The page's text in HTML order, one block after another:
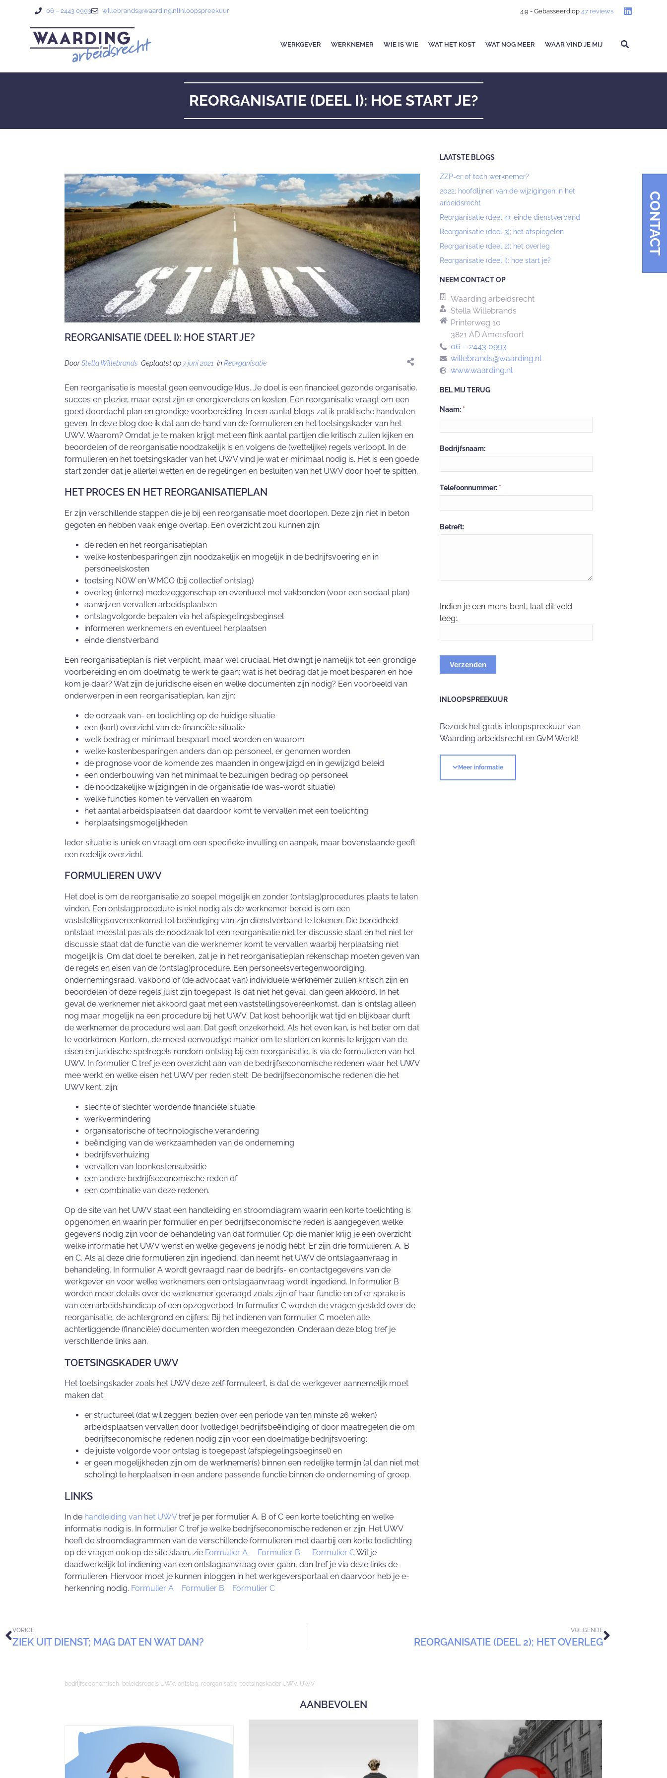
CONTACT
06 – 2443 0993 willebrands@waarding.nlInloopspreekuur 4.9 - Gebasseerd op 47 reviews
WERKGEVER WERKNEMER WIE IS WIE WAT HET KOST WAT NOG MEER WAAR VIND JE MIJ
REORGANISATIE (DEEL I): HOE START JE?
REORGANISATIE (DEEL I): HOE START JE?
DoorStella Willebrands Geplaatst op 7 juni 2021 In Reorganisatie
Een reorganisatie is meestal geen eenvoudige klus. Je doel is een financieel gezonde organisatie,
succes en plezier, maar eerst zijn er energievreters en kosten. Een reorganisatie vraagt om een
goed doordacht plan en grondige voorbereiding. In een aantal blogs zal ik praktische handvaten
geven. In deze blog doe ik dat aan de hand van de formulieren en het toetsingskader van het
UWV. Waarom? Omdat je te maken krijgt met een flink aantal partijen die kritisch zullen kijken en
beoordelen of de reorganisatie noodzakelijk is en volgens de (wettelijke) regels verloopt. In de
formulieren en het toetsingskader van het UWV vind je wat er minimaal nodig is. Het is een goede
start zonder dat je allerlei wetten en de regelingen en besluiten van het UWV door hoef te spitten.
HET PROCES EN HET REORGANISATIEPLAN
Er zijn verschillende stappen die je bij een reorganisatie moet doorlopen. Deze zijn niet in beton
gegoten en hebben vaak enige overlap. Een overzicht zou kunnen zijn:
de reden en het reorganisatieplan
welke kostenbesparingen zijn noodzakelijk en mogelijk in de bedrijfsvoering en in
personeelskosten
toetsing NOW en WMCO (bij collectief ontslag)
overleg (interne) medezeggenschap en eventueel met vakbonden (voor een sociaal plan)
aanwijzen vervallen arbeidsplaatsen
ontslagvolgorde bepalen via het afspiegelingsbeginsel
informeren werknemers en eventueel herplaatsen
einde dienstverband
Een reorganisatieplan is niet verplicht, maar wel cruciaal. Het dwingt je namelijk tot een grondige
voorbereiding en om doelmatig te werk te gaan; wat is het bedrag dat je moet besparen en hoe
kom je daar? Wat zijn de juridische eisen en welke documenten zijn nodig? Een voorbeeld van
onderwerpen in een reorganisatieplan, kan zijn:
de oorzaak van- en toelichting op de huidige situatie
een (kort) overzicht van de financiële situatie
welk bedrag er minimaal bespaart moet worden en waarom
welke kostenbesparingen anders dan op personeel, er genomen worden
de prognose voor de komende zes maanden in ongewijzigd en in gewijzigd beleid
een onderbouwing van het minimaal te bezuinigen bedrag op personeel
de noodzakelijke wijzigingen in de organisatie (de was-wordt situatie)
welke functies komen te vervallen en waarom
het aantal arbeidsplaatsen dat daardoor komt te vervallen met een toelichting
herplaatsingsmogelijkheden
Ieder situatie is uniek en vraagt om een specifieke invulling en aanpak, maar bovenstaande geeft
een redelijk overzicht.
FORMULIEREN UWV
Het doel is om de reorganisatie zo soepel mogelijk en zonder (ontslag)procedures plaats te laten
vinden. Een ontslagprocedure is niet nodig als de werknemer bereid is om een
vaststellingsovereenkomst tot beëindiging van zijn dienstverband te tekenen. Die bereidheid
ontstaat meestal pas als de noodzaak tot een reorganisatie niet ter discussie staat én het niet ter
discussie staat dat de functie van die werknemer komt te vervallen waarbij herplaatsing niet
mogelijk is. Om dat doel te bereiken, zal je in het reorganisatieplan rekenschap moeten geven van
de regels en eisen van de (ontslag)procedure. Een personeelsvertegenwoordiging,
ondernemingsraad, vakbond of (de advocaat van) individuele werknemer zullen kritisch zijn en
beoordelen of deze regels juist zijn toegepast. Is dat niet het geval, dan geen akkoord. In het
geval de werknemer niet akkoord gaat met een vaststellingsovereenkomst, dan is ontslag alleen
nog maar mogelijk na een procedure bij het UWV. Dat kost behoorlijk wat tijd en blijkbaar durft
de werknemer de procedure wel aan. Dat geeft onzekerheid. Als het even kan, is het beter om dat
te voorkomen. Kortom, de meest eenvoudige manier om te starten en kennis te krijgen van de
eisen en juridische spelregels rondom ontslag bij een reorganisatie, is via de formulieren van het
UWV. In formulier C tref je een overzicht aan van de bedrijfseconomische redenen waar het UWV
mee werkt en welke eisen het UWV per reden stelt. De bedrijfseconomische redenen die het
UWV kent, zijn:
slechte of slechter wordende financiële situatie
werkvermindering
organisatorische of technologische verandering
beëindiging van de werkzaamheden van de onderneming
bedrijfsverhuizing
vervallen van loonkostensubsidie
een andere bedrijfseconomische reden of
een combinatie van deze redenen.
Op de site van het UWV staat een handleiding en stroomdiagram waarin een korte toelichting is
opgenomen en waarin per formulier en per bedrijfseconomische reden is aangegeven welke
gegevens nodig zijn voor de behandeling van dat formulier. Op die manier krijg je een overzicht
welke informatie het UWV wenst en welke gegevens je nodig hebt. Er zijn drie formulieren; A, B
en C. Als al deze drie formulieren zijn ingediend, dan neemt het UWV de ontslagaanvraag in
behandeling. In formulier A wordt gevraagd naar de bedrijfs- en contactgegevens van de
werkgever en voor welke werknemers een ontslagaanvraag wordt ingediend. In formulier B
worden meer details over de werknemer gevraagd zoals zijn of haar functie en of er sprake is
van een arbeidshandicap of een opzegverbod. In formulier C worden de vragen gesteld over de
reorganisatie, de achtergrond en cijfers. Bij het indienen van formulier C moeten alle
achterliggende (financiële) documenten worden meegezonden. Onderaan deze blog tref je
verschillende links aan.
TOETSINGSKADER UWV
Het toetsingskader zoals het UWV deze zelf formuleert, is dat de werkgever aannemelijk moet
maken dat:
er structureel (dat wil zeggen: bezien over een periode van ten minste 26 weken)
arbeidsplaatsen vervallen door (volledige) bedrijfsbeëindiging of door maatregelen die om
bedrijfseconomische redenen nodig zijn voor een doelmatige bedrijfsvoering;
de juiste volgorde voor ontslag is toegepast (afspiegelingsbeginsel) en
er geen mogelijkheden zijn om de werknemer(s) binnen een redelijke termijn (al dan niet met
scholing) te herplaatsen in een andere passende functie binnen de onderneming of groep.
LINKS
In de handleiding van het UWVtref je per formulier A, B of C een korte toelichting en welke
informatie nodig is. In formulier C tref je welke bedrijfseconomische redenen er zijn. Het UWV
heeft de stroomdiagrammen van de verschillende formulieren met daarbij een korte toelichting
op de vragen ook op de site staan, zie Formulier A Formulier B Formulier CWil je
daadwerkelijk tot indiening van een ontslagaanvraag over gaan, dan tref je via deze links de
formulieren. Hiervoor moet je kunnen inloggen in het werkgeversportaal en daarvoor heb je e-
herkenning nodig. Formulier A Formulier B Formulier C
LAATSTE BLOGS
ZZP-er of toch werknemer?
2022; hoofdlijnen van de wijzigingen in het
arbeidsrecht
Reorganisatie (deel 4); einde dienstverband
Reorganisatie (deel 3); het afspiegelen
Reorganisatie (deel 2); het overleg
Reorganisatie (deel I): hoe start je?
NEEM CONTACT OP
Waarding arbeidsrecht
Stella Willebrands
Printerweg 10
3821 AD Amersfoort
06 – 2443 0993
willebrands@waarding.nl
www.waarding.nl
BEL MIJ TERUG
Neem
contact
op
Naam: *
Bedrijfsnaam:
Telefoonnummer: *
Betreft:
Indien je een mens bent, laat dit veld
leeg:.
Verzenden
INLOOPSPREEKUUR
Bezoek het gratis inloopspreekuur van
Waarding arbeidsrecht en GvM Werkt!
Meer informatie
VORIGE
ZIEK UIT DIENST; MAG DAT EN WAT DAN?
VOLGENDE
REORGANISATIE (DEEL 2); HET OVERLEG
bedrijfseconomisch, beleidsregels UWV, ontslag, reorganisatie, toetsingskader UWV, UWV
AANBEVOLEN